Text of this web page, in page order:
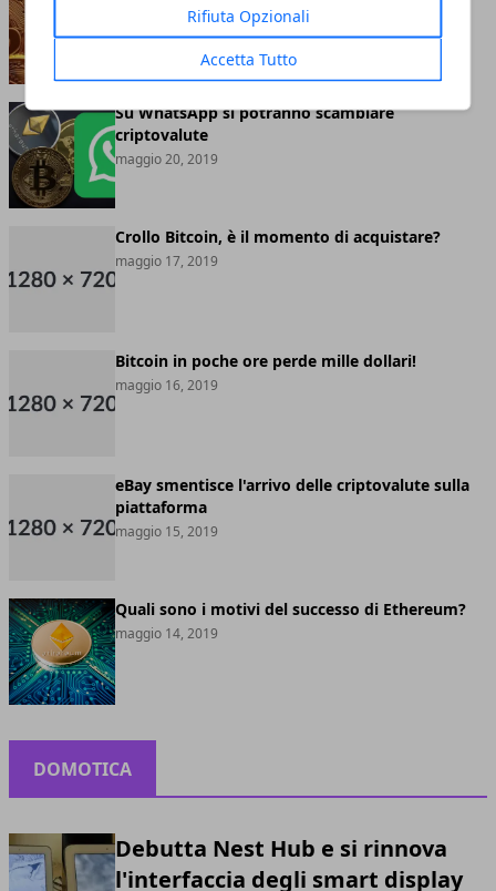
Rifiuta Opzionali
Accetta Tutto
maggio 20, 2019
Su WhatsApp si potranno scambiare
criptovalute
maggio 20, 2019
Crollo Bitcoin, è il momento di acquistare?
maggio 17, 2019
Bitcoin in poche ore perde mille dollari!
maggio 16, 2019
eBay smentisce l'arrivo delle criptovalute sulla
piattaforma
maggio 15, 2019
Quali sono i motivi del successo di Ethereum?
maggio 14, 2019
DOMOTICA
Debutta Nest Hub e si rinnova
l'interfaccia degli smart display